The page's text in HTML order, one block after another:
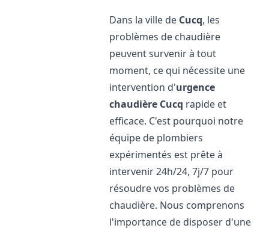
Dans la ville de Cucq, les
problèmes de chaudière
peuvent survenir à tout
moment, ce qui nécessite une
intervention d'urgence
chaudière Cucq rapide et
efficace. C'est pourquoi notre
équipe de plombiers
expérimentés est prête à
intervenir 24h/24, 7j/7 pour
résoudre vos problèmes de
chaudière. Nous comprenons
l'importance de disposer d'une